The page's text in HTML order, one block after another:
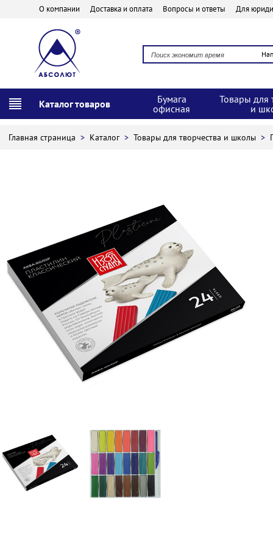
О компании Доставка и оплата Вопросы и ответы Для
Каталог товаров
Бумага
офисная
Товары для
и
Главная страница > Каталог > Товары для творчества и школы >